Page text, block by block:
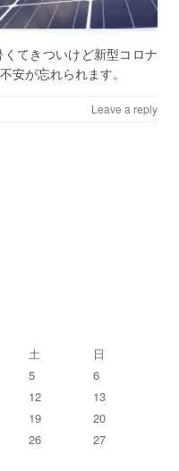
てきついけど新型コロナ
安が忘れられます。
Leave a reply
土
日
5
6
12
13
19
20
26
27